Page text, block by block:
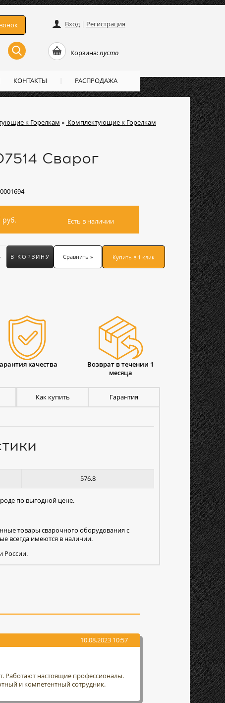
к Горелкам » Комплектующие к Горелкам
Сварог
0001694
руб. Есть в наличии
В КОРЗИНУ Сравнить » Купить в 1 клик
качества
Возврат в течении 1
месяца
Как купить Гарантия
576.8
по выгодной цене.
товары сварочного оборудования с
всегда имеются в наличии.
России.
10.08.2023 10:57
Работают настоящие профессионалы.
и компетентный сотрудник.
Вход| Регистрация
Корзина:пусто
КОНТАКТЫ РАСПРОДАЖА